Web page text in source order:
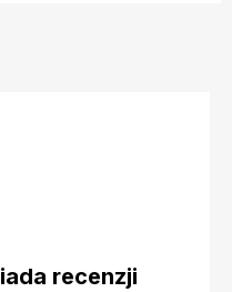
recenzji